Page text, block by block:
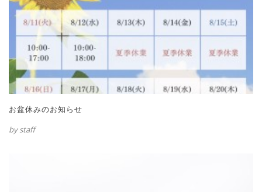
お盆休みのお知らせ
by staff